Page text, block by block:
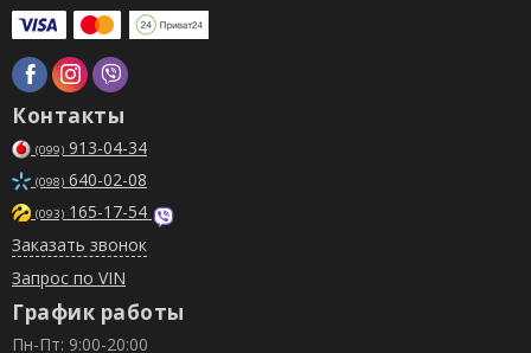
Контакты
(099) 913-04-34
(098) 640-02-08
(093) 165-17-54
Заказать звонок
Запрос по VIN
График работы
Пн-Пт: 9:00-20:00